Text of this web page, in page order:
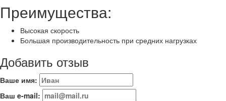
Преимущества:
Высокая скорость
Большая производительность при средних нагрузках
Добавить отзыв
Ваше имя:
Ваш e-mail: